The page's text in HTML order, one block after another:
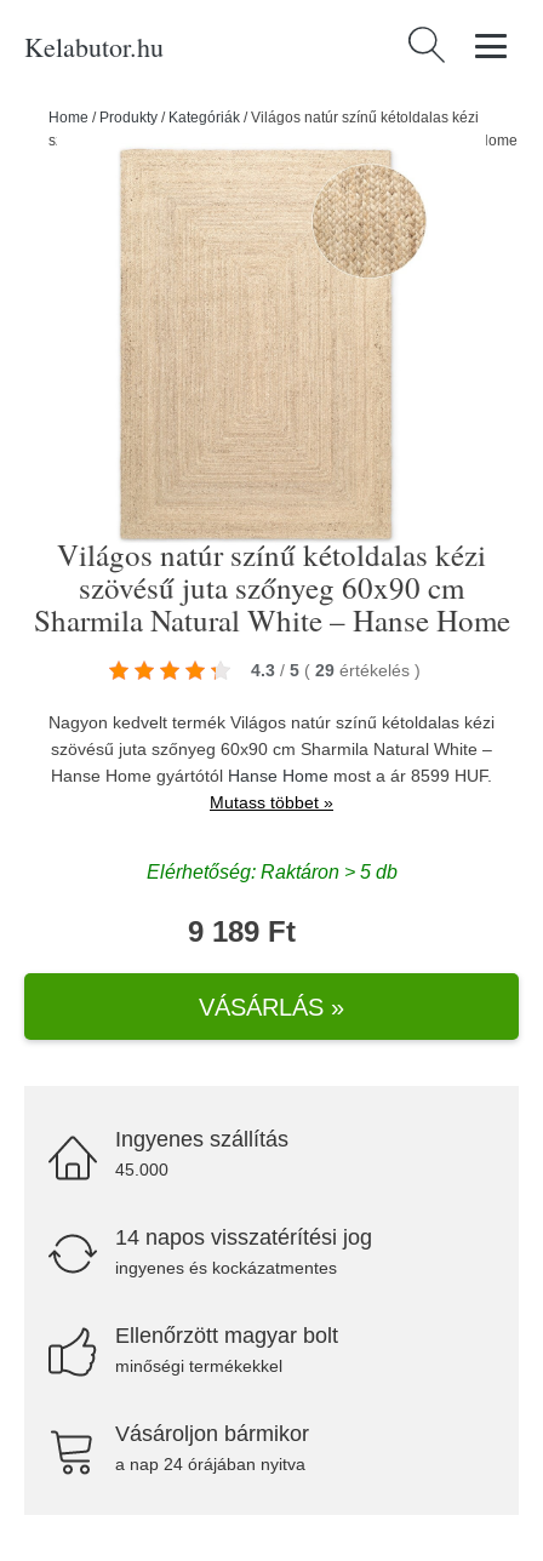
Kelabutor.hu Keresés:
Home / Produkty / Kategóriák /Világos natúr színű kétoldalas kézi
szövésű juta szőnyeg 60x90 cm Sharmila Natural White – Hanse Home
Világos natúr színű kétoldalas kézi
szövésű juta szőnyeg 60x90 cm
Sharmila Natural White – Hanse Home
4.3 / 5 ( 29 értékelés )
Nagyon kedvelt termék Világos natúr színű kétoldalas kézi
szövésű juta szőnyeg 60x90 cm Sharmila Natural White –
Hanse Home gyártótól Hanse Home most a ár 8599 HUF.
Mutass többet »
Elérhetőség: Raktáron > 5 db
9 189 Ft
VÁSÁRLÁS »
Ingyenes szállítás
45.000
14 napos visszatérítési jog
ingyenes és kockázatmentes
Ellenőrzött magyar bolt
minőségi termékekkel
Vásároljon bármikor
a nap 24 órájában nyitva